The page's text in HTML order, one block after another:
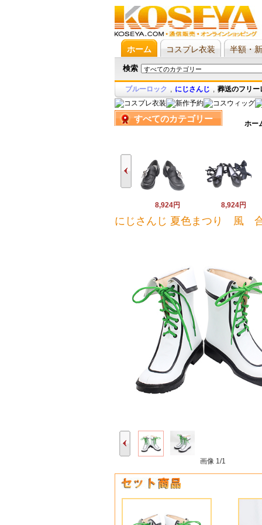
ホーム コスプレ衣装 半額・
検索
ブルーロック , にじさんじ , 葬送のフリー
すべてのカテゴリー ホー
8,924円 8,924円
にじさんじ 夏色まつり 風
画像 1/1